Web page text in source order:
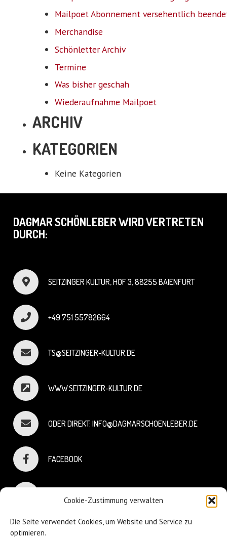
Cookie-Zustimmung verwalten
Die Seite verwendet Cookies, um Website und Service zu
optimieren.
Mailpoet Abonnement versehentlich
Merchandise
Schönletter Archiv
Termine
Was bisher geschah
Wiederaufnahme Mailpoet
ARCHIV
KATEGORIEN
Keine Kategorien
DAGMAR SCHÖNLEBER WIRD VERTRETEN
DURCH:
SEITZINGER KULTUR, HOF 3, 88255 BAIENFURT
+49 751 55782664
TS@SEITZINGER-KULTUR.DE
WWW.SEITZINGER-KULTUR.DE
ODER DIREKT: INFO@DAGMARSCHOENLEBER.DE
FACEBOOK